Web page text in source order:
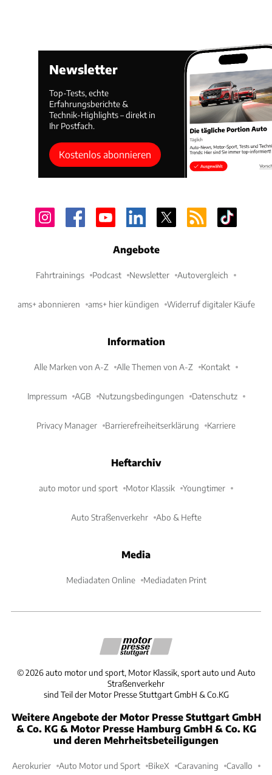
Newsletter
Top-Tests, echte
Erfahrungsberichte &
Technik-Highlights – direkt in
Ihr Postfach.
Kostenlos abonnieren
Angebote
Fahrtrainings Podcast Newsletter Autovergleich
ams+ abonnieren ams+ hier kündigen Widerruf digitaler Käufe
Information
Alle Marken von A-Z Alle Themen von A-Z Kontakt
Impressum AGB Nutzungsbedingungen Datenschutz
Privacy Manager Barrierefreiheitserklärung Karriere
Heftarchiv
auto motor und sport Motor Klassik Youngtimer
Auto Straßenverkehr Abo & Hefte
Media
Mediadaten Online Mediadaten Print
©2026 auto motor und sport, Motor Klassik, sport auto und Auto
Straßenverkehr
sind Teil der Motor Presse Stuttgart GmbH & Co.KG
Weitere Angebote der Motor Presse Stuttgart GmbH
& Co. KG & Motor Presse Hamburg GmbH & Co. KG
und deren Mehrheitsbeteiligungen
Aerokurier Auto Motor und Sport BikeX Caravaning Cavallo